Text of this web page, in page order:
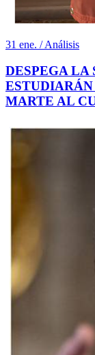
31 ene. / Análisis
DESPEGA LA
MARTE AL